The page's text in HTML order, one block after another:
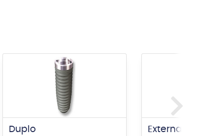
Duplo External Hex